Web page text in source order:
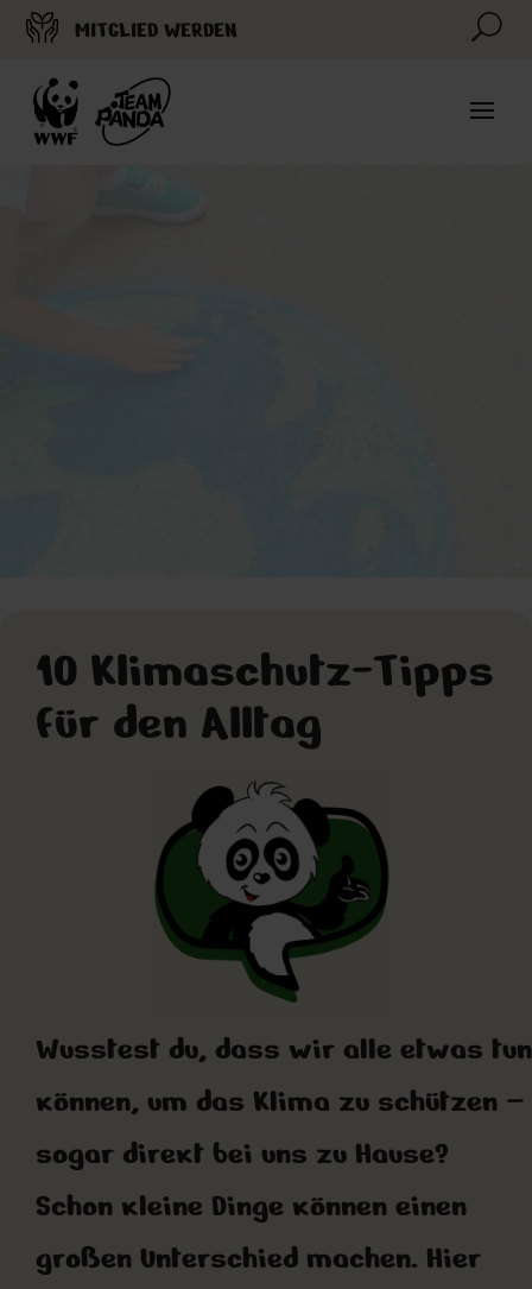
MITGLIED WERDEN U
10 Klimaschutz-Tipps
für den Alltag
Wusstest du, dass wir alle etwas tun
können, um das Klima zu schützen –
sogar direkt bei uns zu Hause?
Schon kleine Dinge können einen
großen Unterschied machen. Hier